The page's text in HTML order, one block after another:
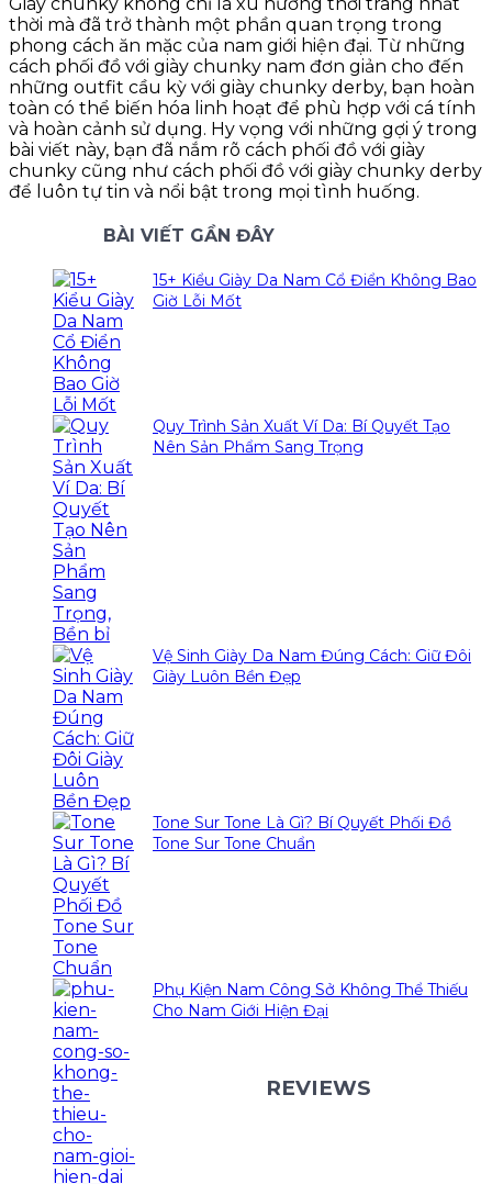
thời mà đã trở thành một phần quan trọng trong
phong cách ăn mặc của nam giới hiện đại. Từ những
cách phối đồ với giày chunky nam đơn giản cho đến
những outfit cầu kỳ với giày chunky derby, bạn hoàn
toàn có thể biến hóa linh hoạt để phù hợp với cá tính
và hoàn cảnh sử dụng. Hy vọng với những gợi ý trong
bài viết này, bạn đã nắm rõ cách phối đồ với giày
chunky cũng như cách phối đồ với giày chunky derby
để luôn tự tin và nổi bật trong mọi tình huống.
BÀI VIẾT GẦN ĐÂY
15+ Kiểu Giày Da Nam Cổ Điển Không Bao
Giờ Lỗi Mốt
Quy Trình Sản Xuất Ví Da: Bí Quyết Tạo
Nên Sản Phẩm Sang Trọng
Vệ Sinh Giày Da Nam Đúng Cách: Giữ Đôi
Giày Luôn Bền Đẹp
Tone Sur Tone Là Gì? Bí Quyết Phối Đồ
Tone Sur Tone Chuẩn
Phụ Kiện Nam Công Sở Không Thể Thiếu
Cho Nam Giới Hiện Đại
REVIEWS